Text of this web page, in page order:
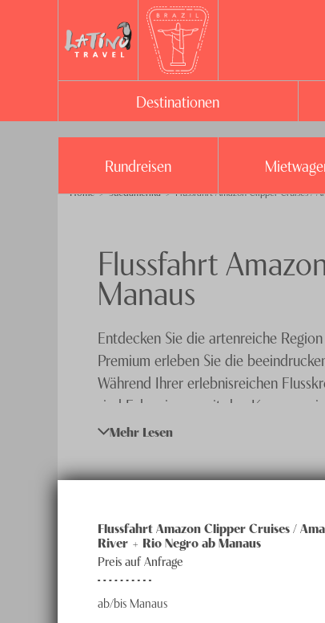
Destinationen
Rundreisen
Home Suedamerika Flussfahrt Amazon Clipper Cruises /
Flussfahrt
Manaus
Entdecken Sie die artenreiche
Premium erleben Sie die
Während Ihrer erlebnisreichen
sind Exkursionen mit den Kanus
Sie jede Menge Tiere beobachten
Mit etwas Glück sehen Sie auch
Mehr Lesen
Flussfahrt Amazon Clipper Cruises /
River + Rio Negro ab Manaus
Preis auf Anfrage
ab/bis Manaus